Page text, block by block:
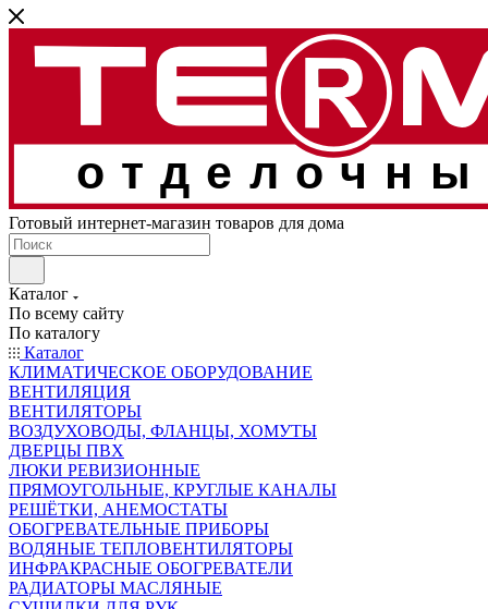
Готовый интернет-магазин товаров для дома
Каталог
По всему сайту
По каталогу
Каталог
КЛИМАТИЧЕСКОЕ ОБОРУДОВАНИЕ
ВЕНТИЛЯЦИЯ
ВЕНТИЛЯТОРЫ
ВОЗДУХОВОДЫ, ФЛАНЦЫ, ХОМУТЫ
ДВЕРЦЫ ПВХ
ЛЮКИ РЕВИЗИОННЫЕ
ПРЯМОУГОЛЬНЫЕ, КРУГЛЫЕ КАНАЛЫ
РЕШЁТКИ, АНЕМОСТАТЫ
ОБОГРЕВАТЕЛЬНЫЕ ПРИБОРЫ
ВОДЯНЫЕ ТЕПЛОВЕНТИЛЯТОРЫ
ИНФРАКРАСНЫЕ ОБОГРЕВАТЕЛИ
РАДИАТОРЫ МАСЛЯНЫЕ